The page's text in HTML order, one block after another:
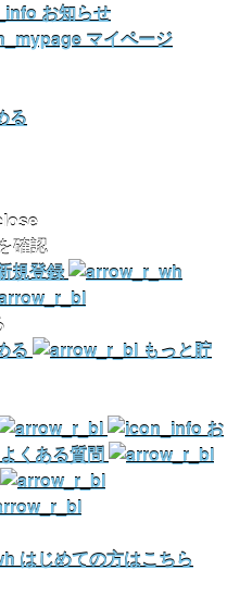
お知らせ
マイページ
る
確認
規登録
る
もっと貯
お
よくある質問
はじめての方はこちら